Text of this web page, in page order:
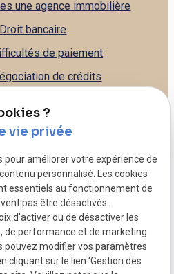
une agence immobilière
Droit bancaire
de paiement
de crédits
Leasing
- Contentieux
de contrats - CGV, CGU...
de votre entreprise
Dépôt de bilan
légales
?
vie privée
pour améliorer votre expérience de
personnalisé. Les cookies
essentiels au fonctionnement de
pas être désactivés.
d'activer ou de désactiver les
de performance et de marketing
pouvez modifier vos paramètres
cliquant sur le lien 'Gestion des